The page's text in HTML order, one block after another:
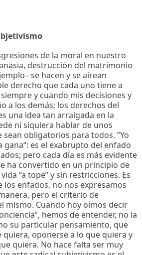
de la moral en nuestro
destrucción del matrimonio
se hacen y se airean
derecho que cada uno tiene a
y cuando mis decisiones y
a los demás; los derechos del
una idea tan arraigada en la
ni siquiera hablar de unos
obligatorios para todos. ”Yo
gana“: es el exabrupto del enfado
pero cada día es más evidente
ha convertido en un principio de
“a tope” y sin restricciones. Es
los enfados, no nos expresamos
pero el criterio de
mismo. Cuando hoy oímos decir
hemos de entender, no la
su particular pensamiento, que
quiera, oponerse a lo que quiera y
quiera. No hace falta ser muy